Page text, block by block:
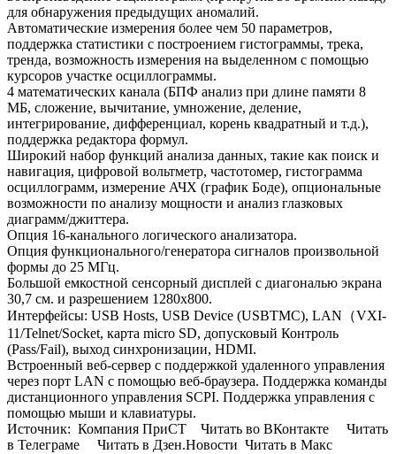
для обнаружения предыдущих аномалий.
Автоматические измерения более чем 50 параметров,
поддержка статистики с построением гистограммы, трека,
тренда, возможность измерения на выделенном с помощью
курсоров участке осциллограммы.
4 математических канала (БПФ анализ при длине памяти 8
МБ, сложение, вычитание, умножение, деление,
интегрирование, дифференциал, корень квадратный и т.д.),
поддержка редактора формул.
Широкий набор функций анализа данных, такие как поиск и
навигация, цифровой вольтметр, частотомер, гистограмма
осциллограмм, измерение АЧХ (график Боде), опциональные
возможности по анализу мощности и анализ глазковых
диаграмм/джиттера.
Опция 16-канального логического анализатора.
Опция функционального/генератора сигналов произвольной
формы до 25 МГц.
Большой емкостной сенсорный дисплей с диагональю экрана
30,7 см. и разрешением 1280х800.
Интерфейсы: USB Hosts, USB Device (USBTMC), LAN（VXI-
11/Telnet/Socket, карта micro SD, допусковый Контроль
(Pass/Fail), выход синхронизации, HDMI.
Встроенный веб-сервер с поддержкой удаленного управления
через порт LAN с помощью веб-браузера. Поддержка команды
дистанционного управления SCPI. Поддержка управления с
помощью мыши и клавиатуры.
Источник: Компания ПриСТ Читать во ВКонтакте Читать
в Телеграме Читать в Дзен.Новости Читать в Макс